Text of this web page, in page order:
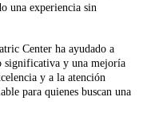
una experiencia sin
Center ha ayudado a
significativa y una mejoría
y a la atención
para quienes buscan una